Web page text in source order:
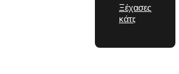
Ξέχασες
κάτι;